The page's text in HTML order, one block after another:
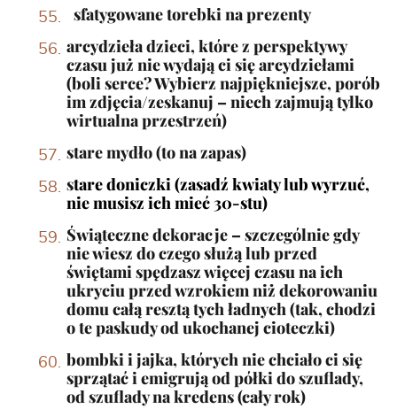
sfatygowane torebki na prezenty
arcydzieła dzieci, które z perspektywy
czasu już nie wydają ci się arcydziełami
(boli serce? Wybierz najpiękniejsze, porób
im zdjęcia/zeskanuj – niech zajmują tylko
wirtualna przestrzeń)
stare mydło (to na zapas)
stare doniczki (zasadź kwiaty lub wyrzuć,
nie musisz ich mieć 30-stu)
Świąteczne dekoracje – szczególnie gdy
nie wiesz do czego służą lub przed
świętami spędzasz więcej czasu na ich
ukryciu przed wzrokiem niż dekorowaniu
domu całą resztą tych ładnych (tak, chodzi
o te paskudy od ukochanej cioteczki)
bombki i jajka, których nie chciało ci się
sprzątać i emigrują od półki do szuflady,
od szuflady na kredens (cały rok)